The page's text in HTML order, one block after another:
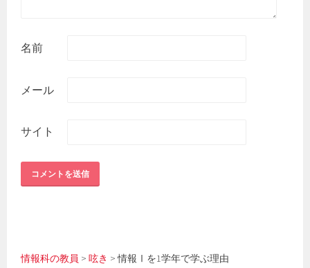
名前
メール
サイト
情報科の教員 >呟き >情報Ⅰを1学年で学ぶ理由